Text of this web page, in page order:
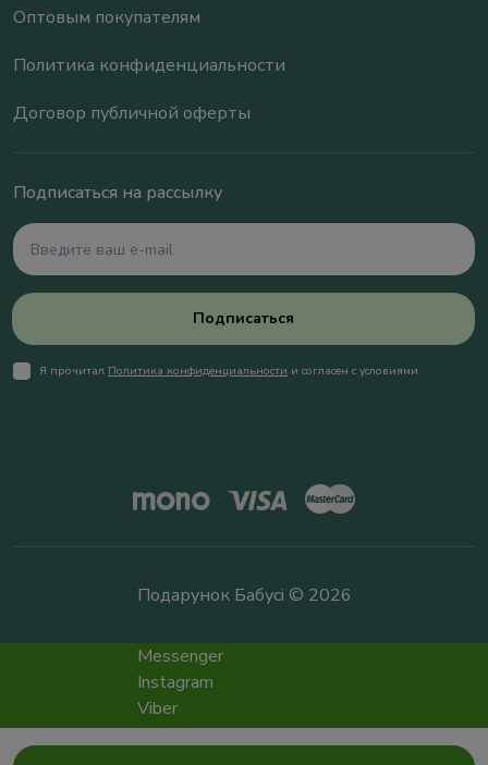
Оптовым покупателям
Политика конфиденциальности
Договор публичной оферты
Подписаться на рассылку
Подписаться
Я прочитал Политика конфиденциальности и согласен с условиями
Подарунок Бабусі © 2026
Messenger
Instagram
Viber
Telegram